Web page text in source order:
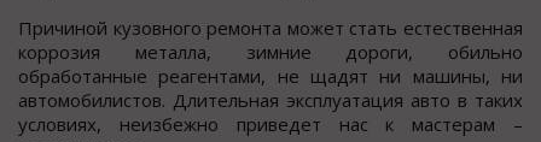
Причиной кузовного ремонта может стать естественная
коррозия металла, зимние дороги, обильно
обработанные реагентами, не щадят ни машины, ни
автомобилистов. Длительная эксплуатация авто в таких
условиях, неизбежно приведет нас к мастерам –